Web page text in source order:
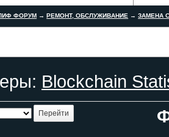
ЛИФ ФОРУМ →РЕМОНТ, ОБСЛУЖИВАНИЕ →ЗАМЕНА
Blockchain